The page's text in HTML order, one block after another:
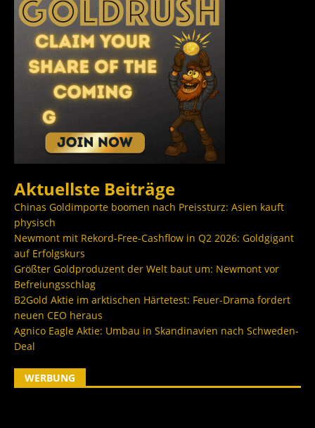
Aktuellste Beiträge
Chinas Goldimporte boomen nach Preissturz: Asien kauft
physisch
Newmont mit Rekord-Free-Cashflow in Q2 2026: Goldgigant
auf Erfolgskurs
Größter Goldproduzent der Welt baut um: Newmont vor
Befreiungsschlag
B2Gold Aktie im arktischen Härtetest: Feuer-Drama fordert
neuen CEO heraus
Agnico Eagle Aktie: Umbau in Skandinavien nach Schweden-
Deal
WERBUNG